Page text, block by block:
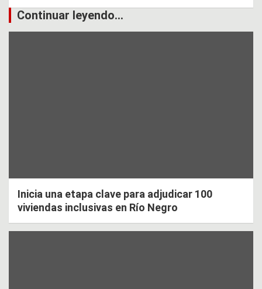
Continuar leyendo...
Inicia una etapa clave para adjudicar 100
viviendas inclusivas en Río Negro